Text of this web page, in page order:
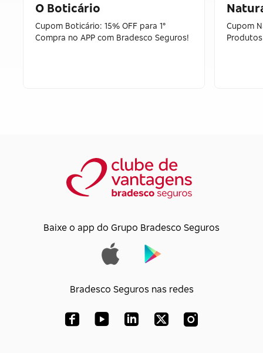
O Boticário
Cupom Boticário: 15% OFF para 1°
Compra no APP com Bradesco Seguros!
Cupom
Baixe o app do Grupo Bradesco Seguros
Bradesco Seguros nas redes